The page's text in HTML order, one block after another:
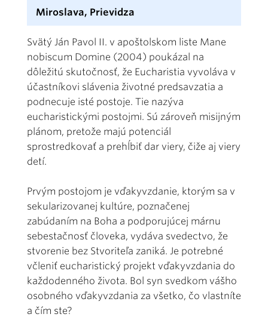
Miroslava, Prievidza
Svätý Ján Pavol II. v apoštolskom liste Mane
nobiscum Domine (2004) poukázal na
dôležitú skutočnosť, že Eucharistia vyvoláva v
účastníkovi slávenia životné predsavzatia a
podnecuje isté postoje. Tie nazýva
eucharistickými postojmi. Sú zároveň misijným
plánom, pretože majú potenciál
sprostredkovať a prehĺbiť dar viery, čiže aj viery
detí.
Prvým postojom je vďakyvzdanie, ktorým sa v
sekularizovanej kultúre, poznačenej
zabúdaním na Boha a podporujúcej márnu
sebestačnosť človeka, vydáva svedectvo, že
stvorenie bez Stvoriteľa zaniká. Je potrebné
včleniť eucharistický projekt vďakyvzdania do
každodenného života. Bol syn svedkom vášho
osobného vďakyvzdania za všetko, čo vlastníte
a čím ste?